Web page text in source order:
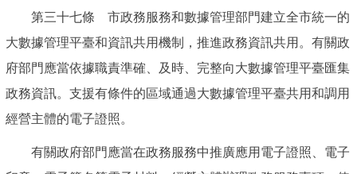
第三十七條 市政務服務和數據管理部門建立全市統一的
大數據管理平臺和資訊共用機制，推進政務資訊共用。有關政
府部門應當依據職責準確、及時、完整向大數據管理平臺匯集
政務資訊。支援有條件的區域通過大數據管理平臺共用和調用
經營主體的電子證照。
有關政府部門應當在政務服務中推廣應用電子證照、電子